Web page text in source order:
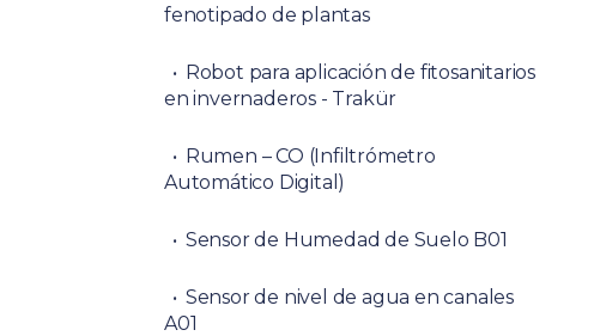
fenotipado de plantas
Robot para aplicación de fitosanitarios
en invernaderos - Trakür
Rumen – CO (Infiltrómetro
Automático Digital)
Sensor de Humedad de Suelo B01
Sensor de nivel de agua en canales
A01